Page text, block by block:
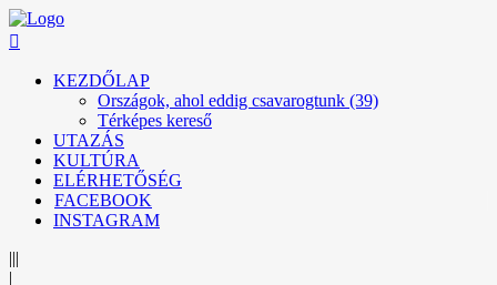
KEZDŐLAP
Országok, ahol eddig csavarogtunk (39)
Térképes kereső
UTAZÁS
KULTÚRA
ELÉRHETŐSÉG
FACEBOOK
INSTAGRAM
|||
|